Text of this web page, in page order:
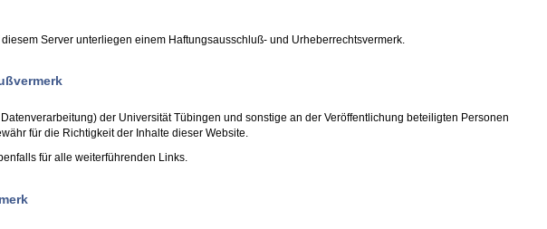
Server unterliegen einem Haftungsausschluß- und Urheberrechtsvermerk.
Datenverarbeitung) der Universität Tübingen und sonstige an der Veröffentlichung beteiligten Personen
für die Richtigkeit der Inhalte dieser Website.
für alle weiterführenden Links.